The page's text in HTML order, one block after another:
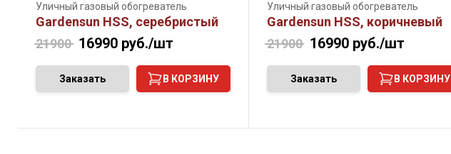
Уличный газовый обогреватель
Gardensun HSS, серебристый
21900 16990 руб./шт
Заказать В КОРЗИНУ
Уличный газовый обогреватель
Gardensun HSS, коричневый
21900 16990 руб./шт
Заказать В КОРЗИНУ